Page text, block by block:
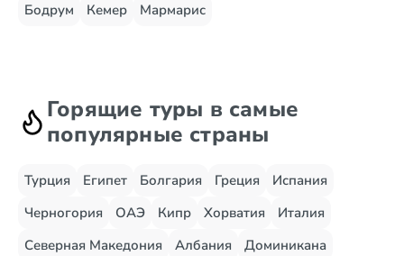
Бодрум
Кемер Мармарис
Горящие туры в самые
популярные страны
Турция Египет Болгария Греция
Испания
Черногория
ОАЭ Кипр Хорватия
Италия
Северная Македония
Албания
Доминикана